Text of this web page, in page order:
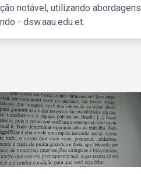
notável, utilizando abordagens
- dsw.aau.edu.et.